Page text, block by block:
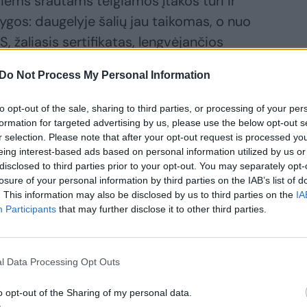
Do Not Process My Personal Information
opt-out of the sale, sharing to third parties, or processing of your
for targeted advertising by us, please use the below opt-out
selection. Please note that after your opt-out request is processed
interest-based ads based on personal information utilized by us
to third parties prior to your opt-out. You may separately
of your personal information by third parties on the IAB’s list of
This information may also be disclosed by us to third parties on the
Participants that may further disclose it to other third parties.
Data Processing Opt Outs
opt-out of the Sharing of my personal data.
daugelyje šalių jau taikomas, o nuo
žaliasis sertifikatas, lengvėjančios
kad vyriausybės
izoliuotis vaikams, atlikusiems
sertifikatą turinčiais tėvais, dar labiau
paklausą, kurią lemia didėjantis
birželio savaitę buvo atnaujinti 24
ir atostogų kryptimis. Antrąją savaitę